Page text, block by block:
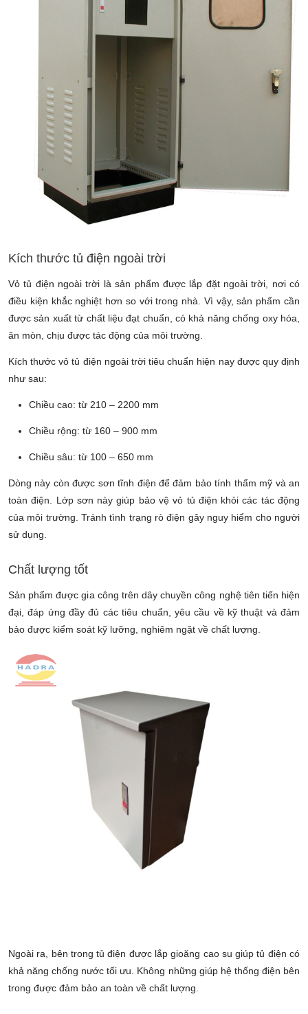
Kích thước tủ điện ngoài trời
Vỏ tủ điện ngoài trời là sản phẩm được lắp đặt ngoài trời, nơi có
điều kiện khắc nghiệt hơn so với trong nhà. Vì vậy, sản phẩm cần
được sản xuất từ chất liệu đạt chuẩn, có khả năng chống oxy hóa,
ăn mòn, chịu được tác động của môi trường.
Kích thước vỏ tủ điện ngoài trời tiêu chuẩn hiện nay được quy định
như sau:
Chiều cao: từ 210 – 2200 mm
Chiều rộng: từ 160 – 900 mm
Chiều sâu: từ 100 – 650 mm
Dòng này còn được sơn tĩnh điện để đảm bảo tính thẩm mỹ và an
toàn điện. Lớp sơn này giúp bảo vệ vỏ tủ điện khỏi các tác động
của môi trường. Tránh tình trạng rò điện gây nguy hiểm cho người
sử dụng.
Chất lượng tốt
Sản phẩm được gia công trên dây chuyền công nghệ tiên tiến hiện
đại, đáp ứng đầy đủ các tiêu chuẩn, yêu cầu về kỹ thuật và đảm
bảo được kiểm soát kỹ lưỡng, nghiêm ngặt về chất lượng.
Ngoài ra, bên trong tủ điện được lắp gioăng cao su giúp tủ điện có
khả năng chống nước tối ưu. Không những giúp hệ thống điện bên
trong được đảm bảo an toàn về chất lượng.